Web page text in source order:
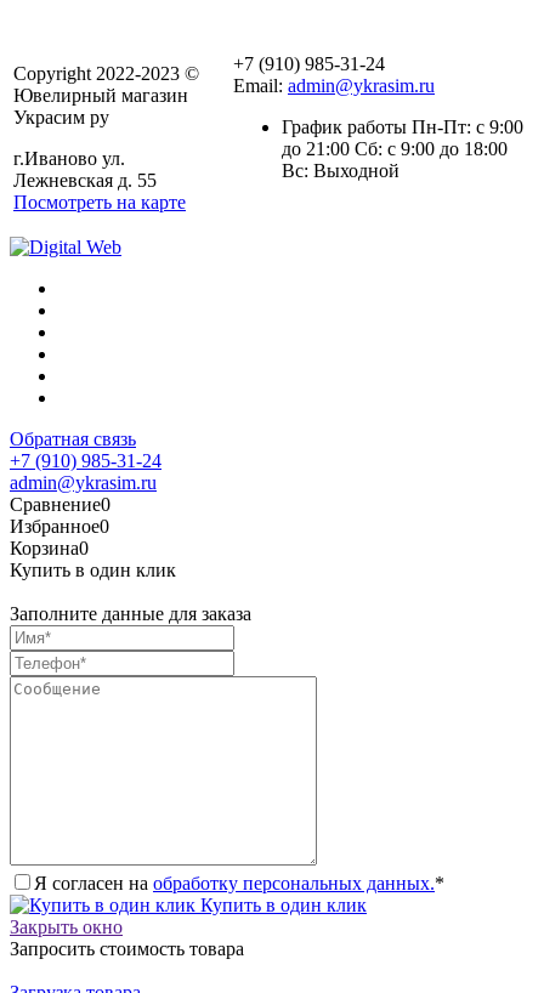
Copyright 2022-2023 ©
Ювелирный магазин
Украсим ру
г.Иваново ул.
Лежневская д. 55
Посмотреть на карте
+7 (910) 985-31-24
Email: admin@ykrasim.ru
График работы Пн-Пт: с 9:00
до 21:00 Сб: с 9:00 до 18:00
Вс: Выходной
Обратная связь
+7 (910) 985-31-24
admin@ykrasim.ru
Сравнение0
Избранное0
Корзина0
Купить в один клик
Заполните данные для заказа
Я согласен на обработку персональных данных.*
Купить в один клик
Закрыть окно
Запросить стоимость товара